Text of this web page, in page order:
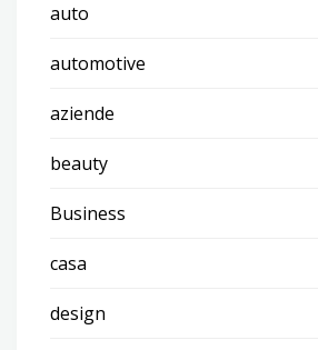
auto
automotive
aziende
beauty
Business
casa
design